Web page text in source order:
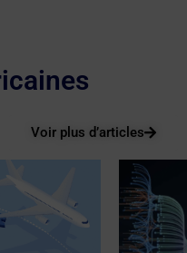
Voir plus d’articles